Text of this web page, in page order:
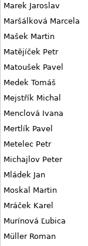
Marek Jaroslav
Maršálková Marcela
Mašek Martin
Matějíček Petr
Matoušek Pavel
Medek Tomáš
Mejstřík Michal
Menclová Ivana
Mertlík Pavel
Metelec Petr
Michajlov Peter
Mládek Jan
Moskal Martin
Mráček Karel
Murínová Ľubica
Müller Roman